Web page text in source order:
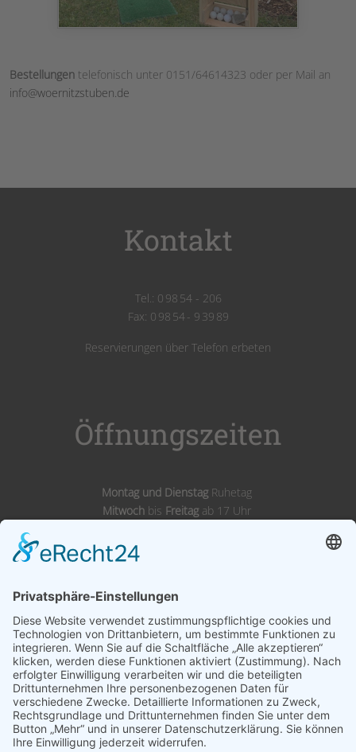
Bestellungen telefonisch unter 0151/64614323 oder per Mail an
info@woernitzstuben.de
Kontakt
Tel.: 0 98 54 - 206
Fax: 0 98 54 - 9 39 89
Reservierungen über Telefon erbeten
Öffnungszeiten
Montag und DienstagRuhetag
Mitwochbis Freitagab 17 Uhr
Adresse
Landgasthof Wörnitz Stuben
Inh. Karl Kirsch